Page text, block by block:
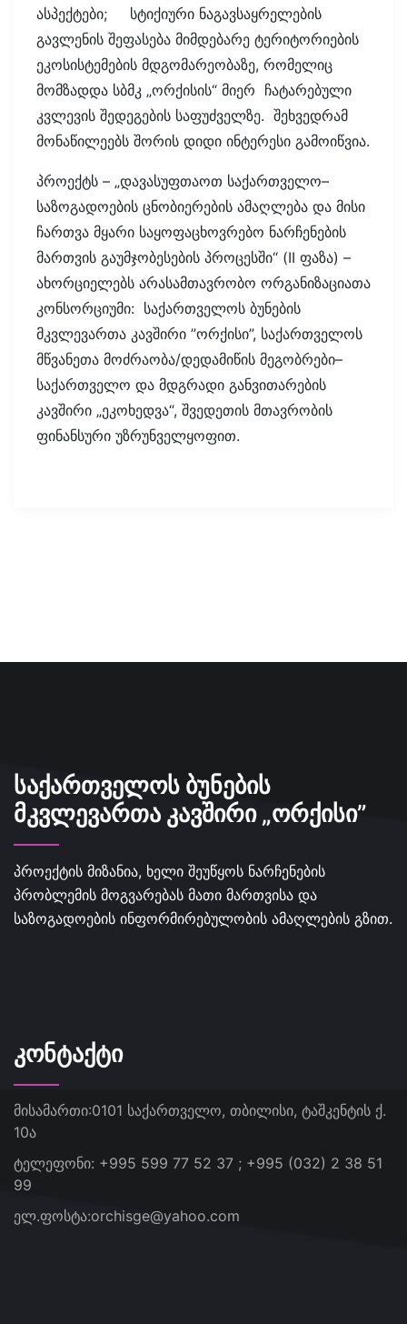
ასპექტები; სტიქიური ნაგავსაყრელების
გავლენის შეფასება მიმდებარე ტერიტორიების
ეკოსისტემების მდგომარეობაზე, რომელიც
მომზადდა სბმკ „ორქისის“ მიერ ჩატარებული
კვლევის შედეგების საფუძველზე. შეხვედრამ
მონაწილეებს შორის დიდი ინტერესი გამოიწვია.
პროექტს – „დავასუფთაოთ საქართველო–
საზოგადოების ცნობიერების ამაღლება და მისი
ჩართვა მყარი საყოფაცხოვრებო ნარჩენების
მართვის გაუმჯობესების პროცესში“ (II ფაზა) –
ახორციელებს არასამთავრობო ორგანიზაციათა
კონსორციუმი: საქართველოს ბუნების
მკვლევართა კავშირი ”ორქისი”, საქართველოს
მწვანეთა მოძრაობა/დედამიწის მეგობრები–
საქართველო და მდგრადი განვითარების
კავშირი „ეკოხედვა“, შვედეთის მთავრობის
ფინანსური უზრუნველყოფით.
ᲡᲐᲥᲐᲠᲗᲕᲔᲚᲝᲡ ᲑᲣᲜᲔᲑᲘᲡ
ᲛᲙᲕᲚᲔᲕᲐᲠᲗᲐ ᲙᲐᲕᲨᲘᲠᲘ „ᲝᲠᲥᲘᲡᲘ”
პროექტის მიზანია, ხელი შეუწყოს ნარჩენების
პრობლემის მოგვარებას მათი მართვისა და
საზოგადოების ინფორმირებულობის ამაღლების გზით.
ᲙᲝᲜᲢᲐᲥᲢᲘ
მისამართი:0101 საქართველო, თბილისი, ტაშკენტის ქ.
10ა
ტელეფონი: +995 599 77 52 37 ; +995 (032) 2 38 51
99
ელ.ფოსტა:orchisge@yahoo.com